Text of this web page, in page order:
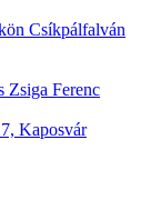
Csíkpálfalván
Zsiga Ferenc
Kaposvár